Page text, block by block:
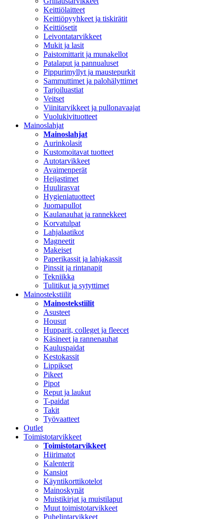
Keittiölaitteet
Keittiöpyyhkeet ja tiskirätit
Keittiösetit
Leivontatarvikkeet
Mukit ja lasit
Paistomittarit ja munakellot
Patalaput ja pannualuset
Pippurimyllyt ja maustepurkit
Sammuttimet ja palohälyttimet
Tarjoiluastiat
Veitset
Viinitarvikkeet ja pullonavaajat
Vuolukivituotteet
Mainoslahjat
Mainoslahjat
Aurinkolasit
Kustomoitavat tuotteet
Autotarvikkeet
Avaimenperät
Heijastimet
Huulirasvat
Hygieniatuotteet
Juomapullot
Kaulanauhat ja rannekkeet
Korvatulpat
Lahjalaatikot
Magneetit
Makeiset
Paperikassit ja lahjakassit
Pinssit ja rintanapit
Tekniikka
Tulitikut ja sytyttimet
Mainostekstiilit
Mainostekstiilit
Asusteet
Housut
Hupparit, colleget ja fleecet
Käsineet ja rannenauhat
Kauluspaidat
Kestokassit
Lippikset
Pikeet
Pipot
Reput ja laukut
T-paidat
Takit
Työvaatteet
Outlet
Toimistotarvikkeet
Toimistotarvikkeet
Hiirimatot
Kalenterit
Kansiot
Käyntikorttikotelot
Mainoskynät
Muistikirjat ja muistilaput
Muut toimistotarvikkeet
Puhelintarvikkeet